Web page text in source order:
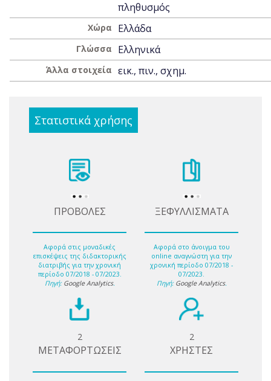
πληθυσμός
Χώρα Ελλάδα
Γλώσσα Ελληνικά
Άλλα στοιχεία εικ., πιν., σχημ.
Στατιστικά χρήσης
ΠΡΟΒΟΛΕΣ
Αφορά στις μοναδικές
επισκέψεις της διδακτορικής
διατριβής για την χρονική
περίοδο 07/2018 - 07/2023.
Πηγή: Google Analytics.
ΞΕΦΥΛΛΙΣΜΑΤΑ
Αφορά στο άνοιγμα του
online αναγνώστη για την
χρονική περίοδο 07/2018 -
07/2023.
Πηγή: Google Analytics.
2
ΜΕΤΑΦΟΡΤΩΣΕΙΣ
2
ΧΡΗΣΤΕΣ